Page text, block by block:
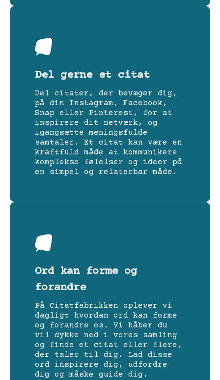
Del gerne et citat
Del citater, der bevæger dig,
på din Instagram, Facebook,
Snap eller Pinterest, for at
inspirere dit netværk, og
igangsætte meningsfulde
samtaler. Et citat kan være en
kraftfuld måde at kommunikere
komplekse følelser og ideer på
en simpel og relaterbar måde.
Ord kan forme og
forandre
På Citatfabrikken oplever vi
dagligt hvordan ord kan forme
og forandre os. Vi håber du
vil dykke ned i vores samling
og finde et citat eller flere,
der taler til dig. Lad disse
ord inspirere dig, udfordre
dig og måske guide dig.